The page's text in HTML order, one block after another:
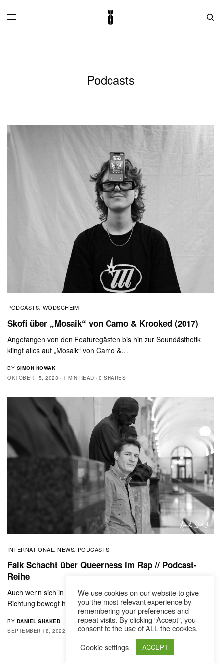
Podcasts
PODCASTS, WÖDSCHEIM
Skofi über „Mosaik“ von Camo & Krooked (2017)
Angefangen von den Featuregästen bis hin zur Soundästhetik
klingt alles auf „Mosaik“ von Camo &…
BY SIMON NOWAK
OKTOBER 15, 2023
1 MIN READ 0 SHARES
INTERNATIONAL ,NEWS, PODCASTS
Falk Schacht über Queerness im Rap // Podcast-
Reihe
Auch wenn sich in den vergangenen Jahren vieles in die positive
Richtung bewegt hat: Im…
BY DANIEL SHAKED
SEPTEMBER 18, 2022
2 MINS READ 0 SHARES
We use cookies on our website to give
you the most relevant experience by
remembering your preferences and
repeat visits. By clicking “Accept”, you
consent to the use of ALL the cookies.
Cookie settings
ACCEPT